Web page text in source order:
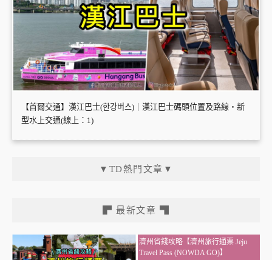
【首爾交通】漢江巴士(한강버스)｜漢江巴士碼頭位置及路線・新
型水上交通(線上：1)
▼TD熱門文章▼
▛ 最新文章 ▜
濟州省錢攻略【濟州旅行通票 Jeju
Travel Pass (NOWDA GO)】